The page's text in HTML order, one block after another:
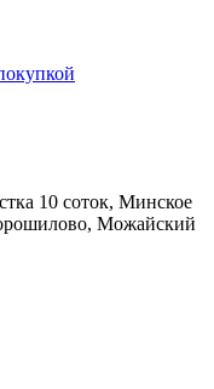
10 соток, Минское
Можайский